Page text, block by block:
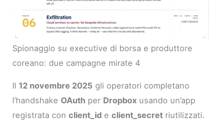
Spionaggio su executive di borsa e produttore
coreano: due campagne mirate 4
Il 12 novembre 2025 gli operatori completano
l’handshake OAuth per Dropbox usando un’app
registrata conclient_id eclient_secret riutilizzati.